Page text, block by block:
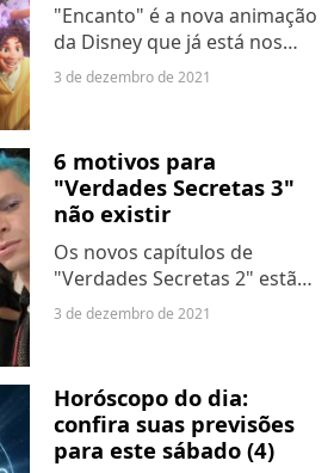
"Encanto" é a nova animação
da Disney que já está nos
cinemas, fazendo sucesso. O
seu próprio talento especial.
Nele, conhecemos...
3 de dezembro de 2021
6 motivos para
"Verdades Secretas 3"
não existir
Os novos capítulos de
"Verdades Secretas 2" estão
batendo recordes de
assim, a gente sabe que
sucesso não define
qualidade. E, diga-se...
3 de dezembro de 2021
Horóscopo do dia:
confira suas previsões
para este sábado (4)